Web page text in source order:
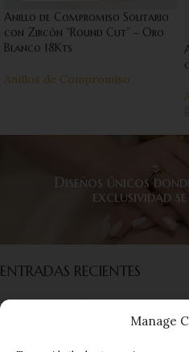
Manage
Anillo de Compromiso Solitario
con Zircón “Round Cut” – Oro
Blanco 18Kts
Anillos de Compromiso
Diseños únicos
exclusividad
ENTRADAS RECIENTES
INFORMACIÓN